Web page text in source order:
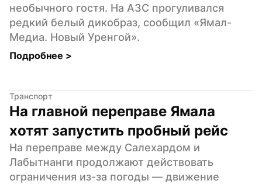
необычного гостя. На АЗС прогуливался
редкий белый дикобраз, сообщил «Ямал-
Медиа. Новый Уренгой».
Подробнее >
Транспорт
На главной переправе Ямала
хотят запустить пробный рейс
На переправе между Салехардом и
Лабытнанги продолжают действовать
ограничения из-за погоды — движение